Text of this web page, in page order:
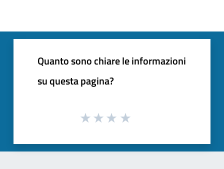
Quanto sono chiare le informazioni
su questa pagina?